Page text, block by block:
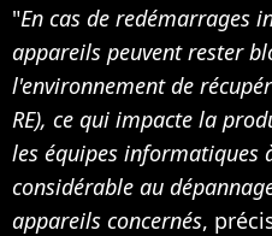
"En cas de redémarrages
appareils peuvent rester
l'environnement de
RE), ce qui impacte la
les équipes informatiques
considérable au
appareils concernés,